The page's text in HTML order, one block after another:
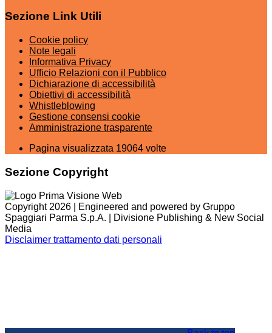
Sezione Link Utili
Cookie policy
Note legali
Informativa Privacy
Ufficio Relazioni con il Pubblico
Dichiarazione di accessibilità
Obiettivi di accessibilità
Whistleblowing
Gestione consensi cookie
Amministrazione trasparente
Pagina visualizzata 19064 volte
Sezione Copyright
Copyright 2026 | Engineered and powered by Gruppo
Spaggiari Parma S.p.A. | Divisione Publishing & New Social
Media
Disclaimer trattamento dati personali